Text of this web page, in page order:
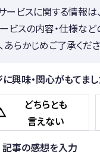
ビスに関する情報は
ービスの内容・仕様な
らかじめご了承くだ
興味・関心がもてまし
どちらとも
言えない
記事の感想を入力